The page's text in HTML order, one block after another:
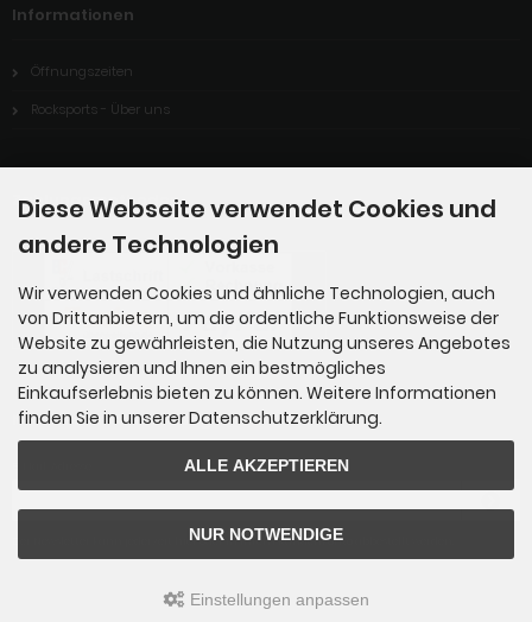
Informationen
Öffnungszeiten
Rocksports - Über uns
Zahlungsmethoden
Newsletter-Anmeldung
Der Newsletter kann jederzeit hier oder in Ihrem Kundenkonto abbestellt werden.
Diese Webseite verwendet Cookies und
andere Technologien
Wir verwenden Cookies und ähnliche Technologien, auch
von Drittanbietern, um die ordentliche Funktionsweise der
Website zu gewährleisten, die Nutzung unseres Angebotes
zu analysieren und Ihnen ein bestmögliches
Einkaufserlebnis bieten zu können. Weitere Informationen
finden Sie in unserer Datenschutzerklärung.
ALLE AKZEPTIEREN
NUR NOTWENDIGE
Einstellungen anpassen